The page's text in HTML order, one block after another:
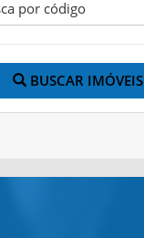
BUSCAR IMÓVEIS